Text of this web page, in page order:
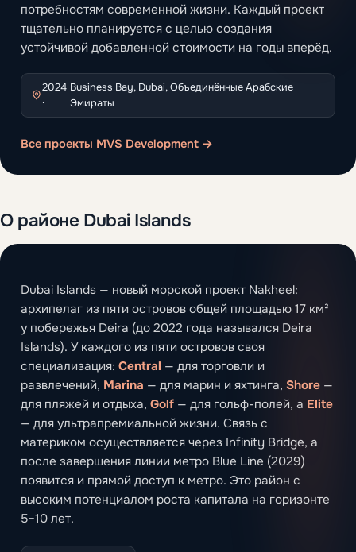
потребностям современной жизни. Каждый проект
тщательно планируется с целью создания
устойчивой добавленной стоимости на годы вперёд.
2024
·
Business Bay, Dubai, Объединённые Арабские
Эмираты
Все проекты MVS Development →
О районе Dubai Islands
Dubai Islands — новый морской проект Nakheel:
архипелаг из пяти островов общей площадью 17 км²
у побережья Deira (до 2022 года назывался Deira
Islands). У каждого из пяти островов своя
специализация: Central — для торговли и
развлечений, Marina — для марин и яхтинга, Shore —
для пляжей и отдыха, Golf — для гольф-полей, а Elite
— для ультрапремиальной жизни. Связь с
материком осуществляется через Infinity Bridge, а
после завершения линии метро Blue Line (2029)
появится и прямой доступ к метро. Это район с
высоким потенциалом роста капитала на горизонте
5–10 лет.